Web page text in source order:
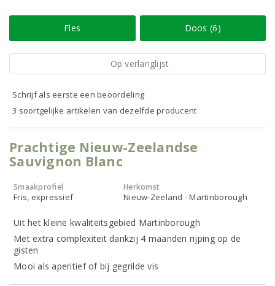
Fles Doos (6)
Op verlanglijst
Schrijf als eerste een beoordeling
3 soortgelijke artikelen van dezelfde producent
Prachtige Nieuw-Zeelandse
Sauvignon Blanc
Smaakprofiel
Fris, expressief
Herkomst
Nieuw-Zeeland - Martinborough
Uit het kleine kwaliteitsgebied Martinborough
Met extra complexiteit dankzij 4 maanden rijping op de
gisten
Mooi als aperitief of bij gegrilde vis